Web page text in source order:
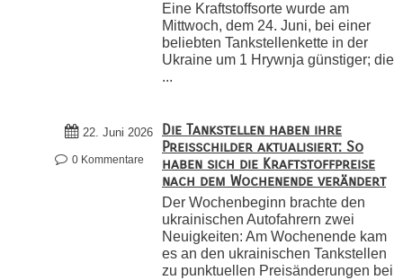
Eine Kraftstoffsorte wurde am
Mittwoch, dem 24. Juni, bei einer
beliebten Tankstellenkette in der
Ukraine um 1 Hrywnja günstiger; die
...
22. Juni 2026
0 Kommentare
Die Tankstellen haben ihre
Preisschilder aktualisiert: So
haben sich die Kraftstoffpreise
nach dem Wochenende verändert
Der Wochenbeginn brachte den
ukrainischen Autofahrern zwei
Neuigkeiten: Am Wochenende kam
es an den ukrainischen Tankstellen
zu punktuellen Preisänderungen bei